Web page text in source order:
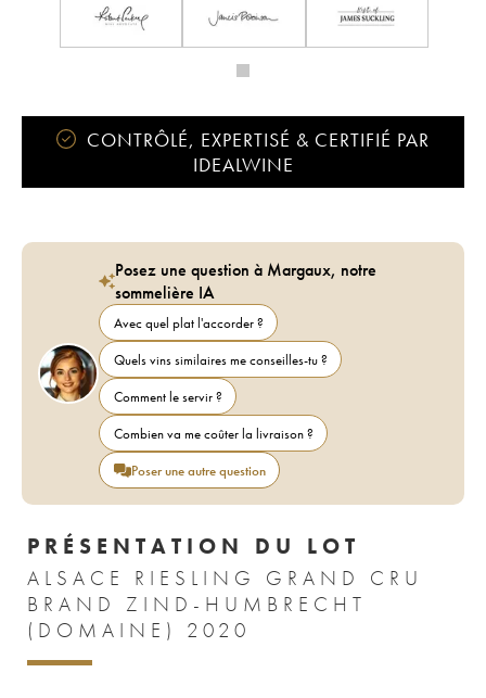
CONTRÔLÉ, EXPERTISÉ & CERTIFIÉ PAR
IDEALWINE
Posez une question à Margaux, notre
sommelière IA
Avec quel plat l'accorder ?
Quels vins similaires me conseilles-tu ?
Comment le servir ?
Combien va me coûter la livraison ?
Poser une autre question
PRÉSENTATION DU LOT
ALSACE RIESLING GRAND CRU
BRAND ZIND-HUMBRECHT
(DOMAINE) 2020